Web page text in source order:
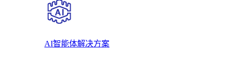
AI智能体解决方案